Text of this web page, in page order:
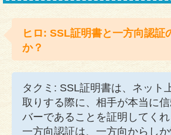
ヒロ: SSL証明書と一方向認証
か？
タクミ: SSL証明書は、ネット
取りする際に、相手が本当に
バーであることを証明してくれ
一方向認証は、一方向からし